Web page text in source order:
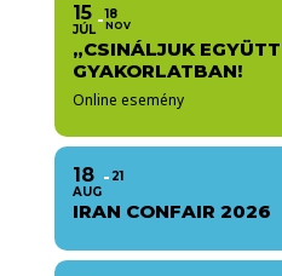
15
JÚL
18
NOV
„CSINÁLJUK
GYAKORLATBAN!
Online esemény
18
AUG
21
IRAN CONFAIR 2026